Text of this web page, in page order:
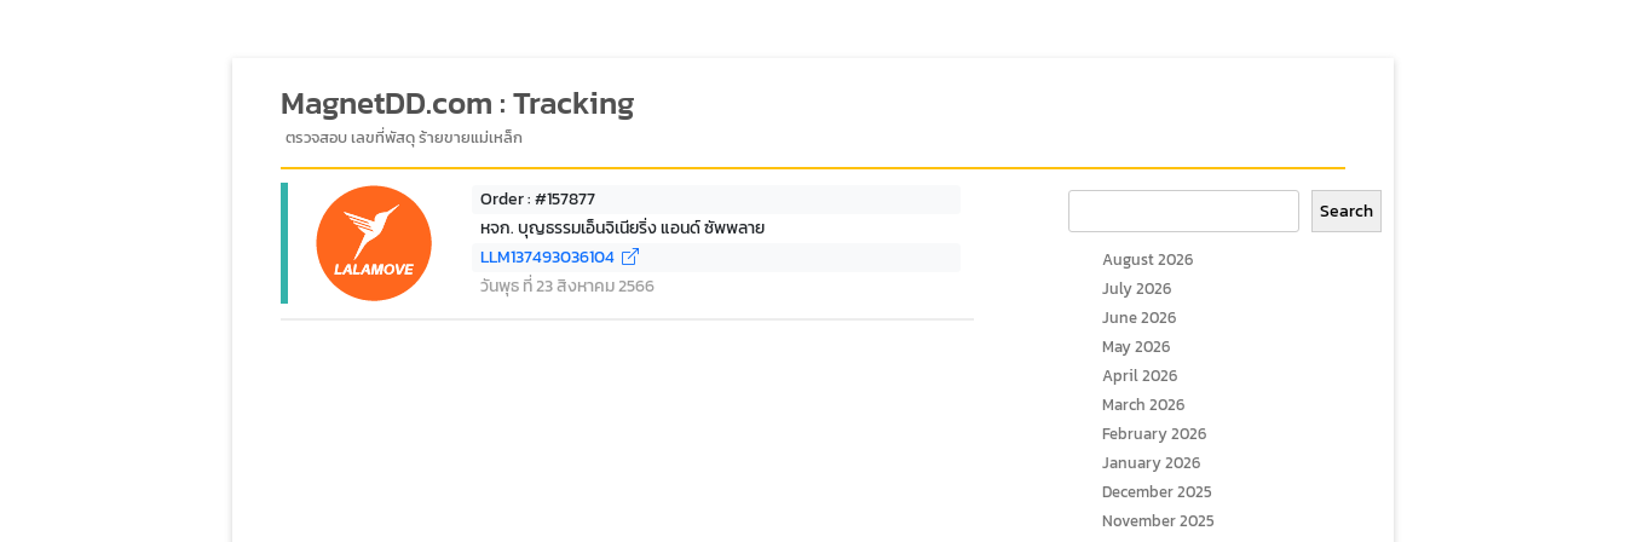
MagnetDD.com : Tracking
ตรวจสอบ เลขที่พัสดุ ร้ายขายแม่เหล็ก
Order : #157877
หจก. บุญธรรมเอ็นจิเนียริ่ง แอนด์ ซัพพลาย
LLM137493036104
วันพุธ ที่ 23 สิงหาคม 2566
Search
August 2026
July 2026
June 2026
May 2026
April 2026
March 2026
February 2026
January 2026
December 2025
November 2025